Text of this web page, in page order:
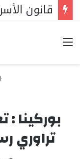
خيارات
بوركينا :
تراوري